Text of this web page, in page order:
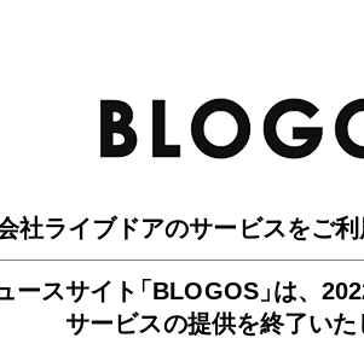
社ライブドアのサービスをご
ースサイ ト「BLOGOS」は、
サービスの提供を終了いた